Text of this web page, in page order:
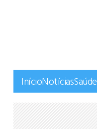
InícioNotíciasSaúde